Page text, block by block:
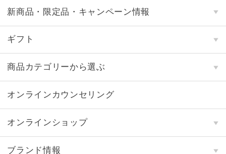
新商品・限定品・キャンペーン情報
ギフト
商品カテゴリーから選ぶ
オンラインカウンセリング
オンラインショップ
ブランド情報